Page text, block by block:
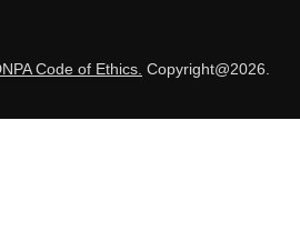
Code of Ethics. Copyright@2026.